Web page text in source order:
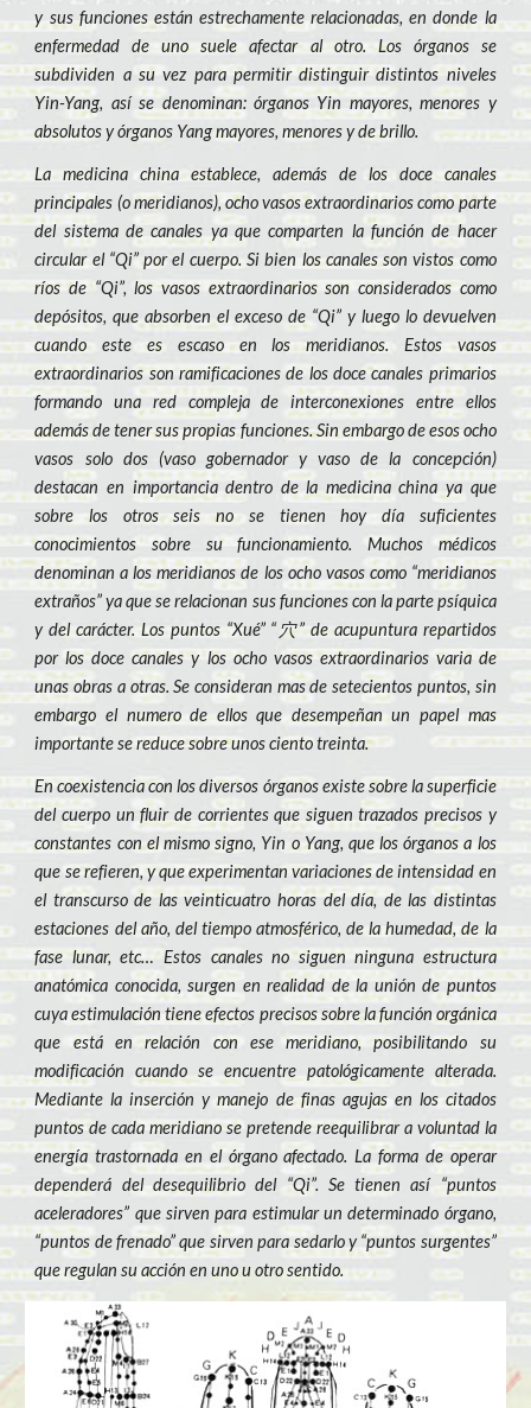
y sus funciones están estrechamente relacionadas, en donde la
enfermedad de uno suele afectar al otro. Los órganos se
subdividen a su vez para permitir distinguir distintos niveles
Yin-Yang, así se denominan: órganos Yin mayores, menores y
absolutos y órganos Yang mayores, menores y de brillo.
La medicina china establece, además de los doce canales
principales (o meridianos), ocho vasos extraordinarios como parte
del sistema de canales ya que comparten la función de hacer
circular el “Qi” por el cuerpo. Si bien los canales son vistos como
ríos de “Qi”, los vasos extraordinarios son considerados como
depósitos, que absorben el exceso de “Qi” y luego lo devuelven
cuando este es escaso en los meridianos. Estos vasos
extraordinarios son ramificaciones de los doce canales primarios
formando una red compleja de interconexiones entre ellos
además de tener sus propias funciones. Sin embargo de esos ocho
vasos solo dos (vaso gobernador y vaso de la concepción)
destacan en importancia dentro de la medicina china ya que
sobre los otros seis no se tienen hoy día suficientes
conocimientos sobre su funcionamiento. Muchos médicos
denominan a los meridianos de los ocho vasos como “meridianos
extraños” ya que se relacionan sus funciones con la parte psíquica
y del carácter. Los puntos “Xué” “穴” de acupuntura repartidos
por los doce canales y los ocho vasos extraordinarios varia de
unas obras a otras. Se consideran mas de setecientos puntos, sin
embargo el numero de ellos que desempeñan un papel mas
importante se reduce sobre unos ciento treinta.
En coexistencia con los diversos órganos existe sobre la superficie
del cuerpo un fluir de corrientes que siguen trazados precisos y
constantes con el mismo signo, Yin o Yang, que los órganos a los
que se refieren, y que experimentan variaciones de intensidad en
el transcurso de las veinticuatro horas del día, de las distintas
estaciones del año, del tiempo atmosférico, de la humedad, de la
fase lunar, etc… Estos canales no siguen ninguna estructura
anatómica conocida, surgen en realidad de la unión de puntos
cuya estimulación tiene efectos precisos sobre la función orgánica
que está en relación con ese meridiano, posibilitando su
modificación cuando se encuentre patológicamente alterada.
Mediante la inserción y manejo de finas agujas en los citados
puntos de cada meridiano se pretende reequilibrar a voluntad la
energía trastornada en el órgano afectado. La forma de operar
dependerá del desequilibrio del “Qi”. Se tienen así “puntos
aceleradores” que sirven para estimular un determinado órgano,
“puntos de frenado” que sirven para sedarlo y “puntos surgentes”
que regulan su acción en uno u otro sentido.